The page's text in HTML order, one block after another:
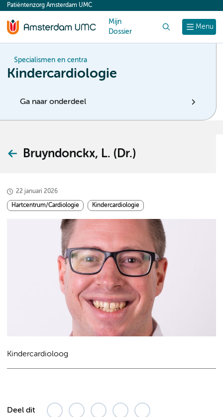
content
Menu
Patiëntenzorg Amsterdam UMC
Mijn
Dossier
Specialismen en centra
Kindercardiologie
Ga naar onderdeel
Bruyndonckx, L. (Dr.)
22 januari 2026
Hartcentrum/Cardiologie Kindercardiologie
Kindercardioloog
Deel dit